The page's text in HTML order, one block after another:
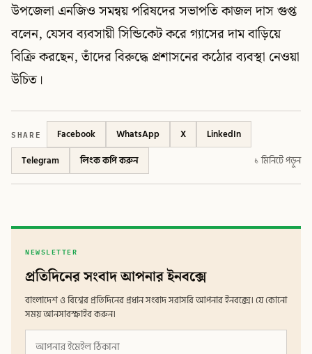
উপজেলা এনজিও সমন্বয় পরিষদের সভাপতি কাজল দাস গুপ্ত
বলেন, যেসব ব্যবসায়ী সিন্ডিকেট করে গ্যাসের দাম বাড়িয়ে
বিক্রি করছেন, তাঁদের বিরুদ্ধে প্রশাসনের কঠোর ব্যবস্থা নেওয়া
উচিত।
SHARE Facebook WhatsApp X
LinkedIn
Telegram
লিংক কপি করুন ১ মিনিটে পড়ুন
NEWSLETTER
প্রতিদিনের সংবাদ আপনার ইনবক্সে
বাংলাদেশ ও বিশ্বের প্রতিদিনের প্রধান সংবাদ সরাসরি আপনার ইনবক্সে। যে কোনো
সময় আনসাবস্ক্রাইব করুন।